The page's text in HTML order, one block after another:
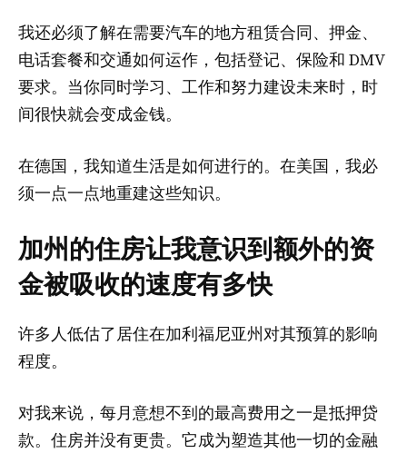
我还必须了解在需要汽车的地方租赁合同、押金、
电话套餐和交通如何运作，包括登记、保险和 DMV
要求。当你同时学习、工作和努力建设未来时，时
间很快就会变成金钱。
在德国，我知道生活是如何进行的。在美国，我必
须一点一点地重建这些知识。
加州的住房让我意识到额外的资
金被吸收的速度有多快
许多人低估了居住在加利福尼亚州对其预算的影响
程度。
对我来说，每月意想不到的最高费用之一是抵押贷
款。住房并没有更贵。它成为塑造其他一切的金融